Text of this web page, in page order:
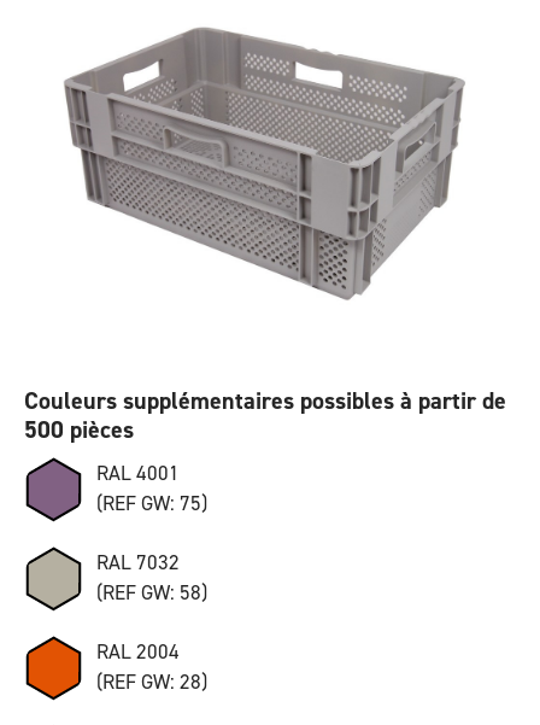
Couleurs supplémentaires possibles à partir de
500 pièces
RAL 4001
(REF GW: 75)
RAL 7032
(REF GW: 58)
RAL 2004
(REF GW: 28)